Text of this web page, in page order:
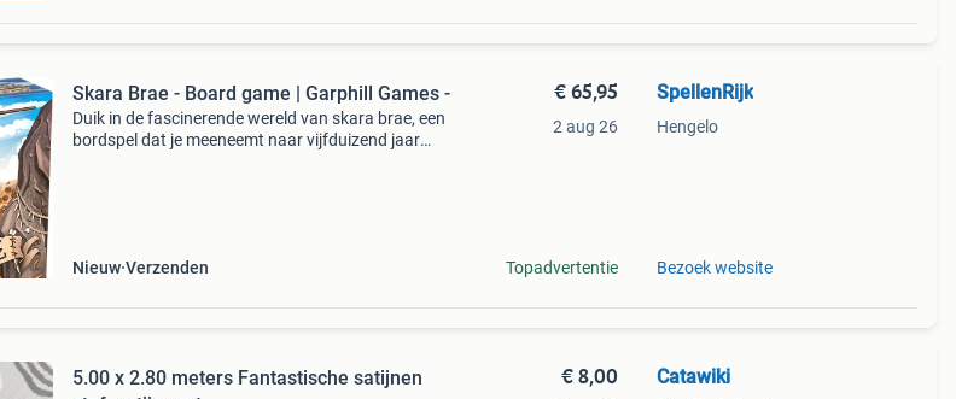
Skara Brae - Board game | Garphill Games -
Duik in de fascinerende wereld van skara brae, een
bordspel dat je meeneemt naar vijfduizend jaar
Nieuw Verzenden
€ 65,95
2 aug 26
Topadvertentie
SpellenRijk
Hengelo
Bezoek website
5.00 x 2.80 meters Fantastische satijnen
€ 8,00 Catawiki